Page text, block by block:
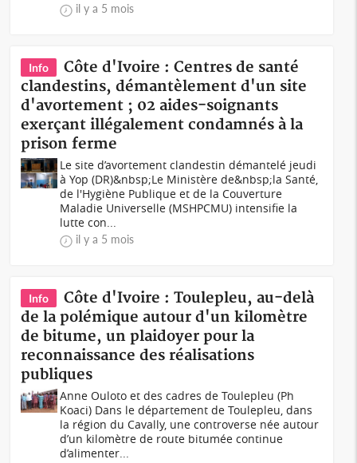
il y a 5 mois
Info
Côte d'Ivoire : Centres de santé
clandestins, démantèlement d'un site
d'avortement ; 02 aides-soignants
exerçant illégalement condamnés à la
prison ferme
Le site d’avortement clandestin démantelé jeudi
à Yop (DR)&nbsp;Le Ministère de&nbsp;la Santé,
de l'Hygiène Publique et de la Couverture
Maladie Universelle (MSHPCMU) intensifie la
lutte con...
il y a 5 mois
Info
Côte d'Ivoire : Toulepleu, au-delà
de la polémique autour d'un kilomètre
de bitume, un plaidoyer pour la
reconnaissance des réalisations
publiques
Anne Ouloto et des cadres de Toulepleu (Ph
Koaci) Dans le département de Toulepleu, dans
la région du Cavally, une controverse née autour
d’un kilomètre de route bitumée continue
d’alimenter...